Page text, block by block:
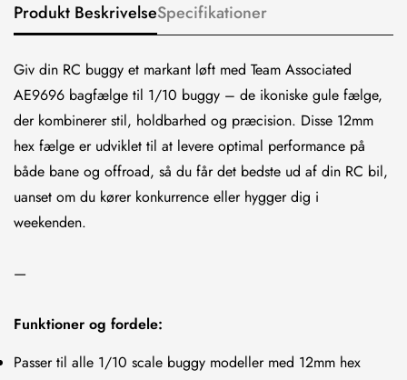
Produkt BeskrivelseSpecifikationer
Giv din RC buggy et markant løft med Team Associated
AE9696 bagfælge til 1/10 buggy – de ikoniske gule fælge,
der kombinerer stil, holdbarhed og præcision. Disse 12mm
hex fælge er udviklet til at levere optimal performance på
både bane og offroad, så du får det bedste ud af din RC bil,
uanset om du kører konkurrence eller hygger dig i
weekenden.
—
Funktioner og fordele:
Passer til alle 1/10 scale buggy modeller med 12mm hex